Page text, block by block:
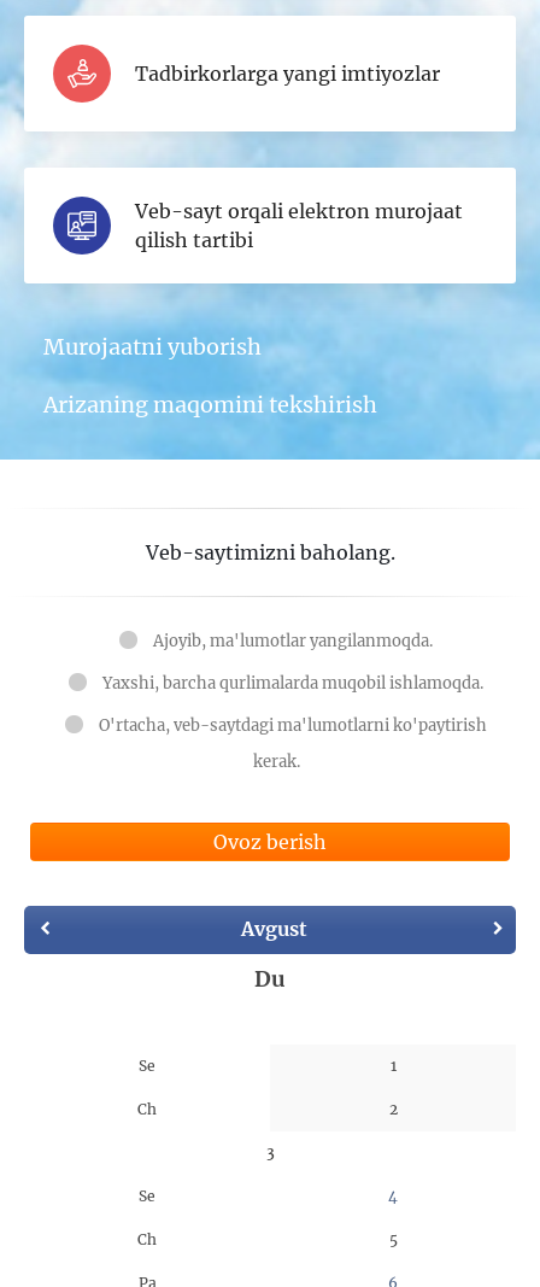
Tadbirkorlarga yangi imtiyozlar
Veb-sayt orqali elektron murojaat
qilish tartibi
Murojaatni yuborish
Arizaning maqomini tekshirish
Veb-saytimizni baholang.
Ajoyib, ma'lumotlar yangilanmoqda.
Yaxshi, barcha qurlimalarda muqobil ishlamoqda.
O'rtacha, veb-saytdagi ma'lumotlarni ko'paytirish
kerak.
Ovoz berish
Avgust
Du
Se 1
Ch 2
3
Se 4
Ch 5
Pa 6